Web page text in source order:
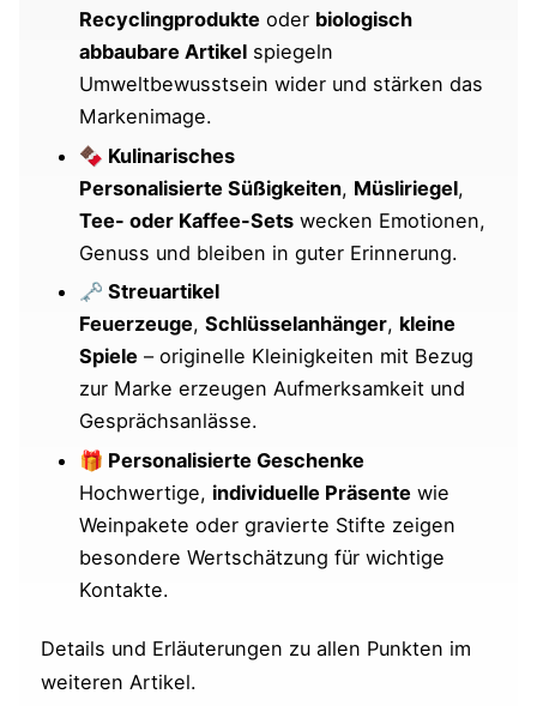
Recyclingprodukte oder biologisch
abbaubare Artikel spiegeln
Umweltbewusstsein wider und stärken das
Markenimage.
🍫 Kulinarisches
Personalisierte Süßigkeiten, Müsliriegel,
Tee- oder Kaffee-Sets wecken Emotionen,
Genuss und bleiben in guter Erinnerung.
🗝️ Streuartikel
Feuerzeuge,Schlüsselanhänger, kleine
Spiele – originelle Kleinigkeiten mit Bezug
zur Marke erzeugen Aufmerksamkeit und
Gesprächsanlässe.
🎁 Personalisierte Geschenke
Hochwertige, individuelle Präsente wie
Weinpakete oder gravierte Stifte zeigen
besondere Wertschätzung für wichtige
Kontakte.
Details und Erläuterungen zu allen Punkten im
weiteren Artikel.